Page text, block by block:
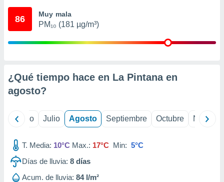
mediante
publicidad
1199
86 Muy mala
PM₁₀ (181 µg/m³)
¿Qué tiempo hace en La Pintana en
agosto?
Junio Julio Agosto Septiembre Octubre
T. Media: 10°C Max.: 17°C Min: 5°C
Días de lluvia: 8 días
Acum. de lluvia: 84 l/m²